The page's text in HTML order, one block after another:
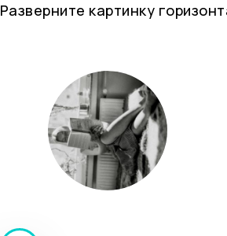
Разверните картинку